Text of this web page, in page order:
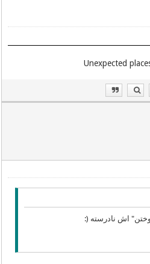
اش نادرسته (: